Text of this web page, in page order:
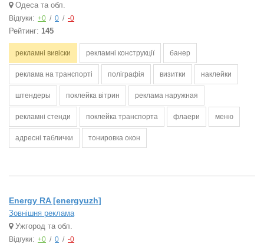
Одеса та обл.
Відгуки: +0 / 0 / -0
Рейтинг: 145
рекламні вивіски рекламні конструкції банер
реклама на транспорті поліграфія визитки наклейки
штендеры поклейка вітрин реклама наружная
рекламні стенди поклейка транспорта флаери меню
адресні таблички тонировка окон
Energy RA [energyuzh]
Зовнішня реклама
Ужгород та обл.
Відгуки: +0 / 0 / -0